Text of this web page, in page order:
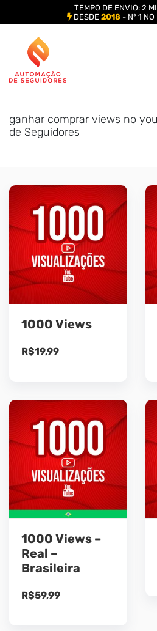
content
ganhar comprar views no
de Seguidores
1000 Views
R$19,99
1000 Views –
Real –
Brasileira
R$59,99
TEMPO DE ENVIO: 2
DESDE 2018- Nº 1 NO